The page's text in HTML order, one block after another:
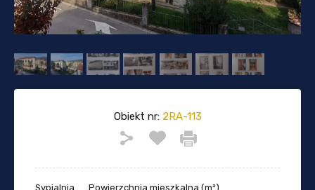
Obiekt nr:2RA-113
Sypialnia Powierzchnia mieszkalna (m²)